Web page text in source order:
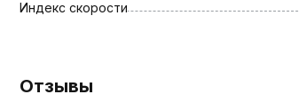
Индекс скорости
Отзывы